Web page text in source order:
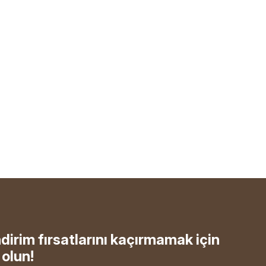
fırsatlarını kaçırmamak için